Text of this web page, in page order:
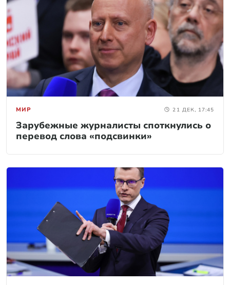
МИР 21 ДЕК, 17:45
Зарубежные журналисты споткнулись о
перевод слова «подсвинки»